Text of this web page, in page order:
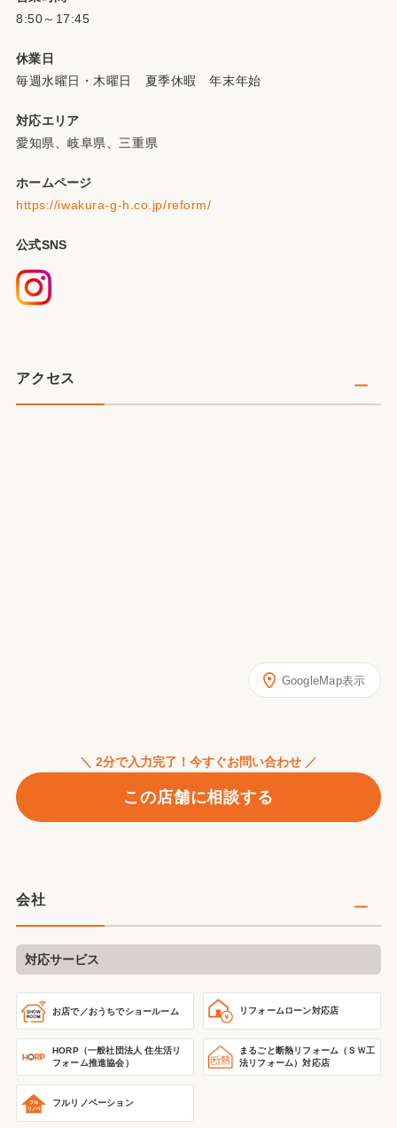
8:50～17:45
休業日
毎週水曜日・木曜日 夏季休暇 年末年始
対応エリア
愛知県、岐阜県、三重県
ホームページ
https://iwakura-g-h.co.jp/reform/
公式SNS
アクセス
GoogleMap表示
＼ 2分で入力完了！今すぐお問い合わせ ／
この店舗に相談する
会社
対応サービス
お店で／おうちでショールーム リフォームローン対応店
HORP（一般社団法人 住生活リ
フォーム推進協会）
まるごと断熱リフォーム
（ＳＷ工
法リフォーム）対応店
フルリノベーション